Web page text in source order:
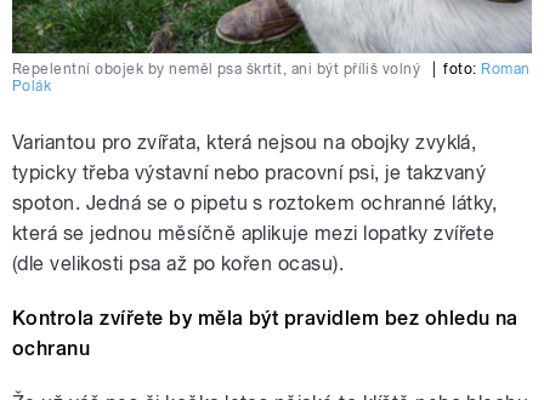
Repelentní obojek by neměl psa škrtit, ani být příliš volný foto: Roman
Polák
Variantou pro zvířata, která nejsou na obojky zvyklá,
typicky třeba výstavní nebo pracovní psi, je takzvaný
spoton. Jedná se o pipetu s roztokem ochranné látky,
která se jednou měsíčně aplikuje mezi lopatky zvířete
(dle velikosti psa až po kořen ocasu).
Kontrola zvířete by měla být pravidlem bez ohledu na
ochranu